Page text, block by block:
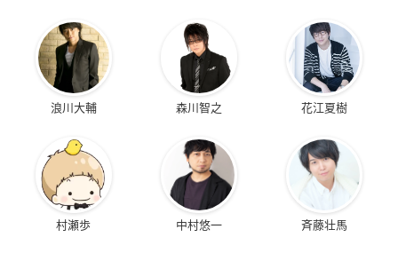
浪川大輔 森川智之 花江夏樹
村瀬歩 中村悠一 斉藤壮馬